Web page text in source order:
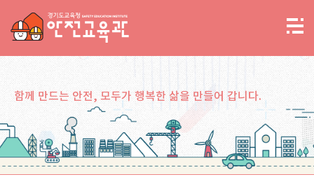
함께 만드는 안전, 모두가 행복한 삶을 만들어 갑니다.